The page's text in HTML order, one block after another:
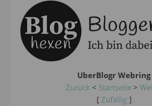
UberBlogr Webring
Zurück < Startseite>
[ Zufällig]